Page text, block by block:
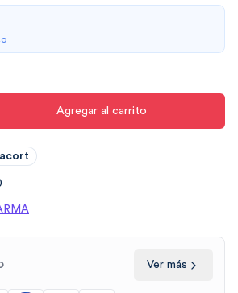
Agregar al carrito
Ver más